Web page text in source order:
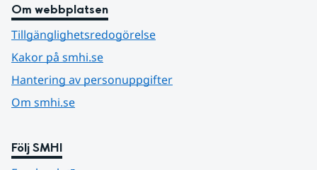
Om webbplatsen
Tillgänglighetsredogörelse
Kakor på smhi.se
Hantering av personuppgifter
Om smhi.se
Följ SMHI